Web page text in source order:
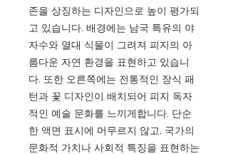
존을 상징하는 디자인으로 높이 평가되
고 있습니다. 배경에는 남국 특유의 야
자수와 열대 식물이 그려져 피지의 아
름다운 자연 환경을 표현하고 있습니
다. 또한 오른쪽에는 전통적인 장식 패
턴과 꽃 디자인이 배치되어 피지 독자
적인 예술 문화를 느끼게합니다. 단순
한 액면 표시에 머무르지 않고, 국가의
문화적 가치나 사회적 특징을 표현하는